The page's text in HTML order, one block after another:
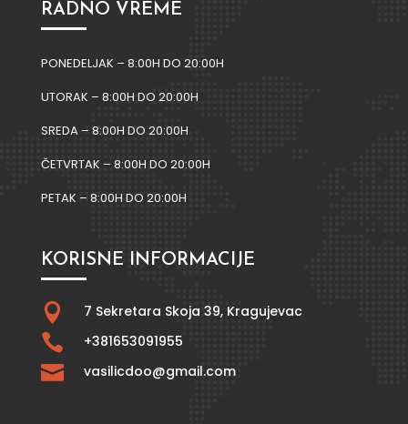
RADNO VREME
PONEDELJAK – 8:00H DO 20:00H
UTORAK – 8:00H DO 20:00H
SREDA – 8:00H DO 20:00H
ČETVRTAK – 8:00H DO 20:00H
PETAK – 8:00H DO 20:00H
KORISNE INFORMACIJE
 7 Sekretara Skoja 39, Kragujevac
 +381653091955
 vasilicdoo@gmail.com